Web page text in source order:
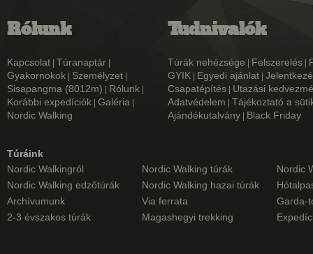
Rólunk
Kapcsolat Túranaptár
Gyakornokok Személyzet
Sisapangma (8012m) Rólunk
Korábbi expedíciók Galéria
Nordic Walking
Tudnivalók
Túrák nehézsége Felszerelés
GYIK
Egyedi ajánlat
Csapatépítés
Utazási
Adatvédelem
Tájékoztató a
Ajándékutalvány
Black Friday
Túráink
Nordic Walkingról
Nordic Walking túrák
Nordic
Nordic Walking edzőtúrák
Nordic Walking hazai túrák
Archívumunk
Via ferrata
Garda-
2-3 évszakos túrák
Magashegyi trekking